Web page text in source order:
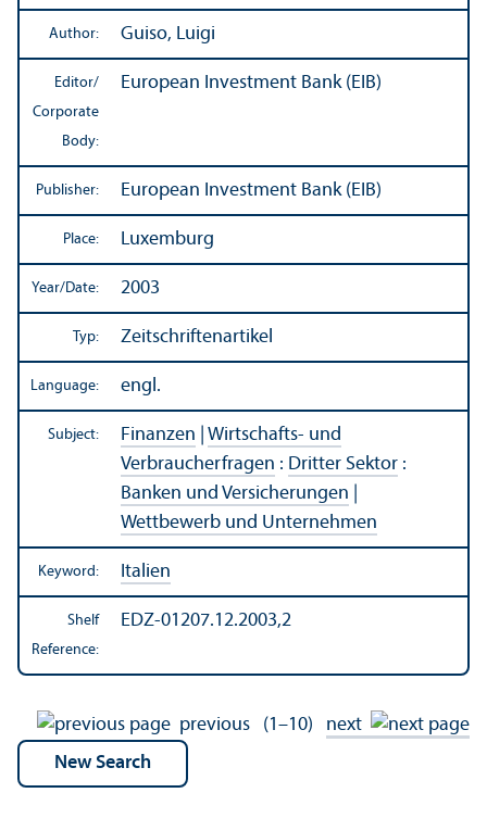
Author: Guiso, Luigi
Editor/
Corporate
Body:
European Investment Bank (EIB)
Publisher: European Investment Bank (EIB)
Place: Luxemburg
Year/Date: 2003
Typ: Zeitschriftenartikel
Language: engl.
Subject: Finanzen
Wirtschafts- und
Verbraucherfragen : Dritter Sektor :
Banken und Versicherungen
Wettbewerb und Unternehmen
Keyword: Italien
Shelf
Reference:
EDZ-01207.12.2003,2
previous (1–10) next